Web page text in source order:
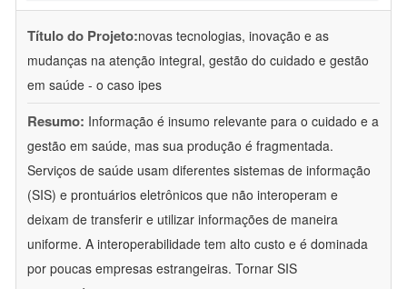
Título do Projeto:novas tecnologias, inovação e as
mudanças na atenção integral, gestão do cuidado e gestão
em saúde - o caso ipes
Resumo: Informação é insumo relevante para o cuidado e a
gestão em saúde, mas sua produção é fragmentada.
Serviços de saúde usam diferentes sistemas de informação
(SIS) e prontuários eletrônicos que não interoperam e
deixam de transferir e utilizar informações de maneira
uniforme. A interoperabilidade tem alto custo e é dominada
por poucas empresas estrangeiras. Tornar SIS